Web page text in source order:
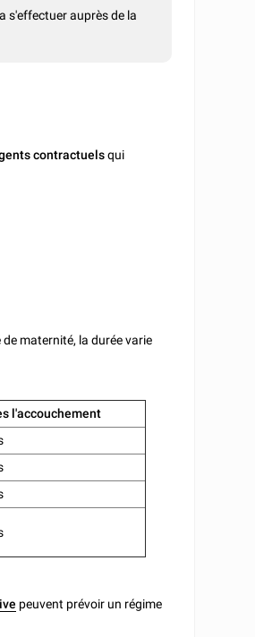
s'effectuer auprès de la
contractuelsqui
maternité, la durée varie
l'accouchement
peuvent prévoir un régime